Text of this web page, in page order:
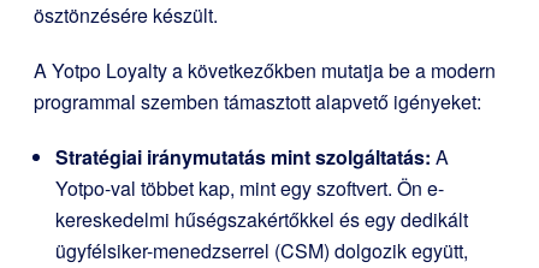
ösztönzésére készült.
A Yotpo Loyalty a következőkben mutatja be a modern
programmal szemben támasztott alapvető igényeket:
Stratégiai iránymutatás mint szolgáltatás: A
Yotpo-val többet kap, mint egy szoftvert. Ön e-
kereskedelmi hűségszakértőkkel és egy dedikált
ügyfélsiker-menedzserrel (CSM) dolgozik együtt,